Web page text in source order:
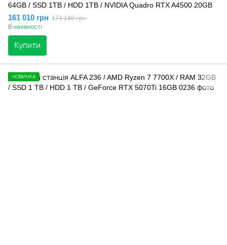
64GB / SSD 1TB / HDD 1TB / NVIDIA Quadro RTX A4500 20GB
161 010 грн 171 140 грн
В наявності
Купити
НОВИНКА